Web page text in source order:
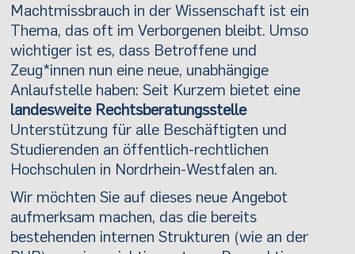
Machtmissbrauch in der Wissenschaft ist ein
Thema, das oft im Verborgenen bleibt. Umso
wichtiger ist es, dass Betroffene und
Zeug*innen nun eine neue, unabhängige
Anlaufstelle haben: Seit Kurzem bietet eine
landesweite Rechtsberatungsstelle
Unterstützung für alle Beschäftigten und
Studierenden an öffentlich-rechtlichen
Hochschulen in Nordrhein-Westfalen an.
Wir möchten Sie auf dieses neue Angebot
aufmerksam machen, das die bereits
bestehenden internen Strukturen (wie an der